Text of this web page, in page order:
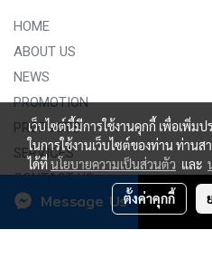
Message Us
HOME
ABOUT US
NEWS
PROMOTION
PRODUCTS
SERVICES
CONTACT US
เว็บไซต์นี้มีการใช้งานคุกกี้ เพื่อเพิ่
ในการใช้งานเว็บไซต์ของท่าน ท่านส
ได้ที่นโยบายความเป็นส่วนตัว และ
ตั้งค่าคุกกี้